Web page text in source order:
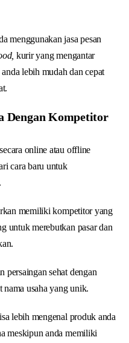
menggunakan jasa pesan
kurir yang mengantar
lebih mudah dan cepat
Dengan Kompetitor
online atau offline
cara baru untuk
memiliki kompetitor yang
untuk merebutkan pasar dan
persaingan sehat dengan
nama usaha yang unik.
lebih mengenal produk anda
meskipun anda memiliki